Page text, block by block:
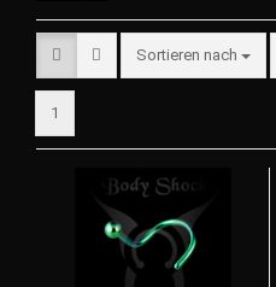
Sortieren nach
1